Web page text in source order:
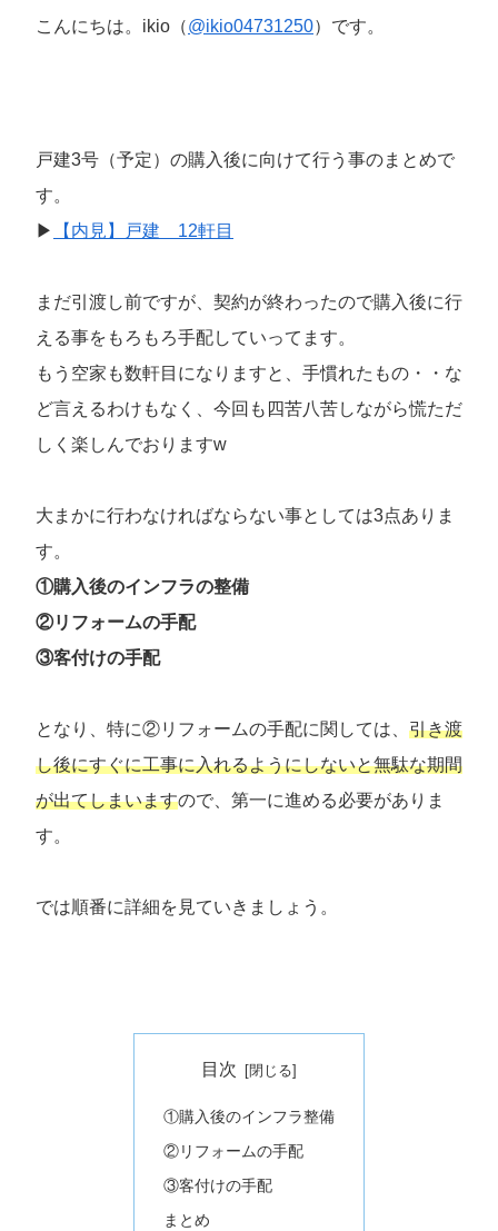
こんにちは。ikio（@ikio04731250）です。
戸建3号（予定）の購入後に向けて行う事のまとめで
す。
▶
【内見】戸建 12軒目
まだ引渡し前ですが、契約が終わったので購入後に行
える事をもろもろ手配していってます。
もう空家も数軒目になりますと、手慣れたもの・・な
ど言えるわけもなく、今回も四苦八苦しながら慌ただ
しく楽しんでおりますw
大まかに行わなければならない事としては3点ありま
す。
①購入後のインフラの整備
②リフォームの手配
③客付けの手配
となり、特に②リフォームの手配に関しては、 引き渡
し後にすぐに工事に入れるようにしないと無駄な期間
が出てしまいますので、第一に進める必要がありま
す。
では順番に詳細を見ていきましょう。
目次
①購入後のインフラ整備
②リフォームの手配
③客付けの手配
まとめ